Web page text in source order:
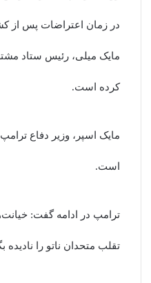
در زمان اعتراضات پس از
مایک میلی، رئیس ستاد
کرده است.
مایک اسپر، وزیر دفاع
است.
ترامپ در ادامه گفت:
تقلب متحدان ناتو را نادیده